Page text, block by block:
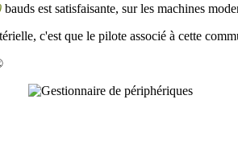
bauds est satisfaisante, sur les machines
c'est que le pilote associé à cette